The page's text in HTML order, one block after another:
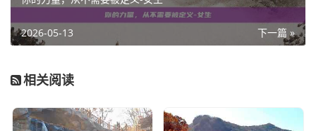
下一篇 »
2026-05-13
相关阅读